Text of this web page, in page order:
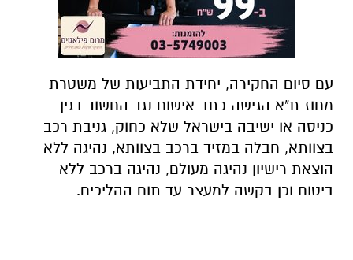
עם סיום החקירה, יחידת התביעות של משטרת
מחוז ת"א הגישה כתב אישום נגד החשוד בגין
כניסה או ישיבה בישראל שלא כחוק, גניבת רכב
בצוותא, חבלה במזיד ברכב בצוותא, נהיגה ללא
הוצאת רישיון נהיגה מעולם, נהיגה ברכב ללא
ביטוח וכן בקשה למעצר עד תום ההליכים.